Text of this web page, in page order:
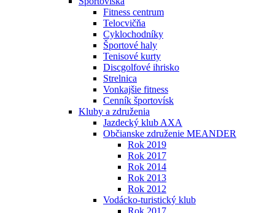
Fitness centrum
Telocvičňa
Cyklochodníky
Športové haly
Tenisové kurty
Discgolfové ihrisko
Strelnica
Vonkajšie fitness
Cenník športovísk
Kluby a združenia
Jazdecký klub AXA
Občianske združenie MEANDER
Rok 2019
Rok 2017
Rok 2014
Rok 2013
Rok 2012
Vodácko-turistický klub
Rok 2017